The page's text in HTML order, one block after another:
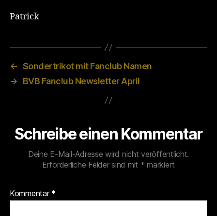
Patrick
← Sondertrikot mit Fanclub Namen
→
BVB Fanclub Newsletter April
Schreibe einen Kommentar
Deine E-Mail-Adresse wird nicht veröffentlicht.
Erforderliche Felder sind mit * markiert
Kommentar *